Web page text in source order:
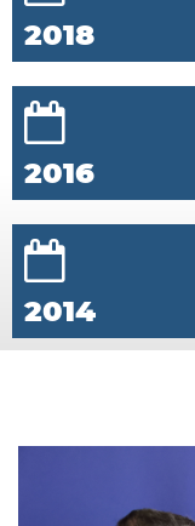
2018
2016
2014